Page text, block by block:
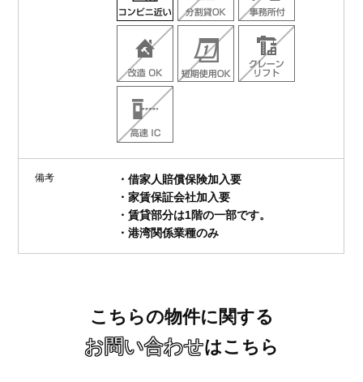
備考
・借家人賠償保険加入要
・家賃保証会社加入要
・賃貸部分は1階の一部です。
・港湾関係業種のみ
こちらの物件に関する
お問い合わせはこちら